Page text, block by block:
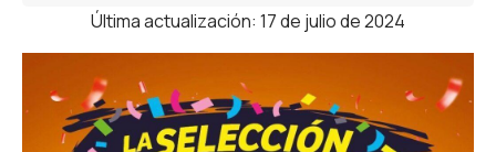
Última actualización: 17 de julio de 2024